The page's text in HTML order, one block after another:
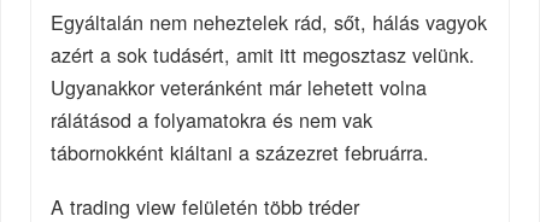
Egyáltalán nem neheztelek rád, sőt, hálás vagyok
azért a sok tudásért, amit itt megosztasz velünk.
Ugyanakkor veteránként már lehetett volna
rálátásod a folyamatokra és nem vak
tábornokként kiáltani a százezret februárra.
A trading view felületén több tréder